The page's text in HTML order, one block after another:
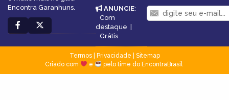
Encontra Garanhuns.
ANUNCIE:
Com
destaque |
Grátis
Termos| Privacidade
Sitemap
Criado com
e pelo time do EncontraBrasil